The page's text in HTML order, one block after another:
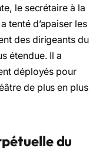
le secrétaire à la
tenté d’apaiser les
des dirigeants du
étendue. Il a
déployés pour
de plus en plus
du